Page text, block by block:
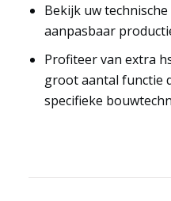
Bekijk uw
aanpasbaar
Profiteer van extra
groot aantal functie
specifieke